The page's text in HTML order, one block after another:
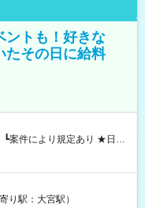
ントも！好きな
その日に給料
に現金GET♪ お仕事後はコ
【試用期間】試
り駅：大宮駅）